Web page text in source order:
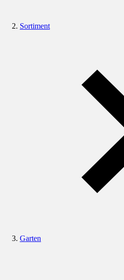
Sortiment
Garten